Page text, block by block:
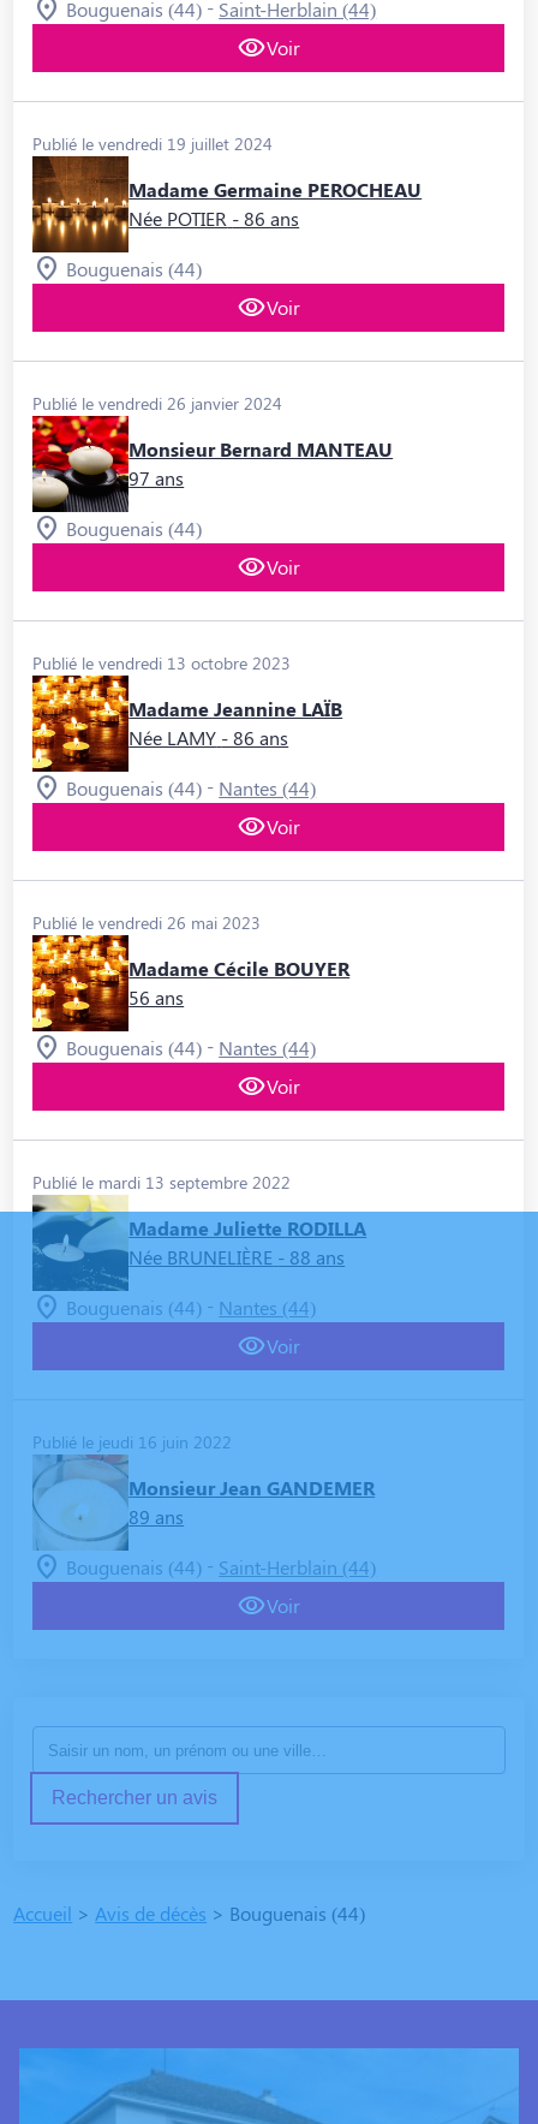
Bouguenais (44) - Saint-Herblain (44)
Voir
Publié le vendredi 19 juillet 2024
Madame Germaine PEROCHEAU
Née POTIER - 86 ans
Bouguenais (44)
Voir
Publié le vendredi 26 janvier 2024
Monsieur Bernard MANTEAU
97 ans
Bouguenais (44)
Voir
Publié le vendredi 13 octobre 2023
Madame Jeannine LAÏB
Née LAMY - 86 ans
Bouguenais (44) - Nantes (44)
Voir
Publié le vendredi 26 mai 2023
Madame Cécile BOUYER
56 ans
Bouguenais (44) - Nantes (44)
Voir
Publié le mardi 13 septembre 2022
Madame Juliette RODILLA
Née BRUNELIÈRE - 88 ans
Bouguenais (44) - Nantes (44)
Voir
Publié le jeudi 16 juin 2022
Monsieur Jean GANDEMER
89 ans
Bouguenais (44) - Saint-Herblain (44)
Voir
Rechercher un avis
Accueil > Avis de décès > Bouguenais (44)